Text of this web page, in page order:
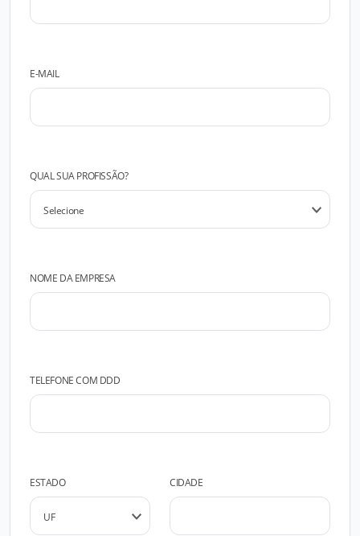
E-MAIL
QUAL SUA PROFISSÃO?
NOME DA EMPRESA
TELEFONE COM DDD
ESTADO CIDADE